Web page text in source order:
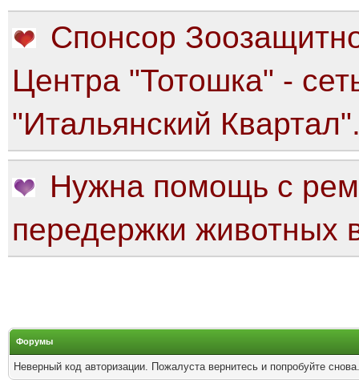
Спонсор
Центра "Тотошка" -
"Итальянский
Нужна помощь с
передержки животных
Форумы
Неверный код авторизации. Пожалуста вернитесь и попробуйте снова.